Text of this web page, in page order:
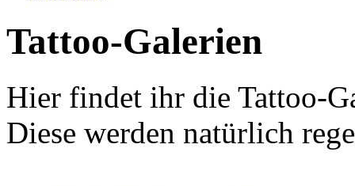
Tattoo-Galerien
Hier findet ihr die Tattoo-
Diese werden natürlich